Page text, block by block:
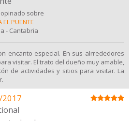
opinado sobre
EL PUENTE
- Cantabria
encanto especial. En sus alrrededores
visitar. El trato del dueño muy amable,
de actividades y sitios para visitar. La